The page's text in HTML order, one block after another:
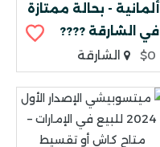
ألمانية - بحالة ممتازة
في الشارقة ????
$0
الشارقة